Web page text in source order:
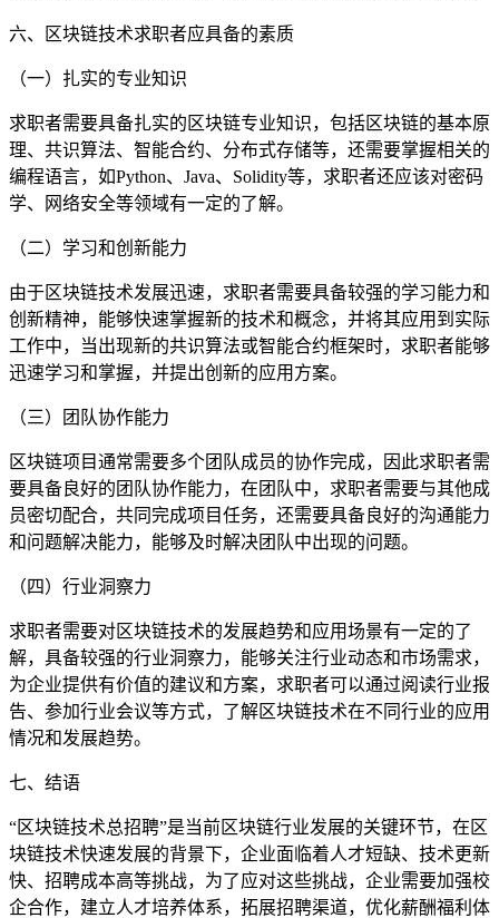
六、区块链技术求职者应具备的素质
（一）扎实的专业知识
求职者需要具备扎实的区块链专业知识，包括区块链的基本原
理、共识算法、智能合约、分布式存储等，还需要掌握相关的
编程语言，如Python、Java、Solidity等，求职者还应该对密码
学、网络安全等领域有一定的了解。
（二）学习和创新能力
由于区块链技术发展迅速，求职者需要具备较强的学习能力和
创新精神，能够快速掌握新的技术和概念，并将其应用到实际
工作中，当出现新的共识算法或智能合约框架时，求职者能够
迅速学习和掌握，并提出创新的应用方案。
（三）团队协作能力
区块链项目通常需要多个团队成员的协作完成，因此求职者需
要具备良好的团队协作能力，在团队中，求职者需要与其他成
员密切配合，共同完成项目任务，还需要具备良好的沟通能力
和问题解决能力，能够及时解决团队中出现的问题。
（四）行业洞察力
求职者需要对区块链技术的发展趋势和应用场景有一定的了
解，具备较强的行业洞察力，能够关注行业动态和市场需求，
为企业提供有价值的建议和方案，求职者可以通过阅读行业报
告、参加行业会议等方式，了解区块链技术在不同行业的应用
情况和发展趋势。
七、结语
“区块链技术总招聘”是当前区块链行业发展的关键环节，在区
块链技术快速发展的背景下，企业面临着人才短缺、技术更新
快、招聘成本高等挑战，为了应对这些挑战，企业需要加强校
企合作，建立人才培养体系，拓展招聘渠道，优化薪酬福利体